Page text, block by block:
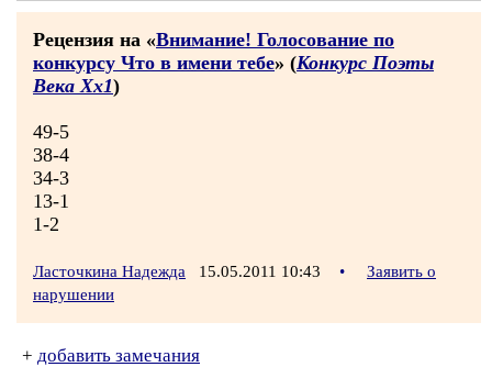
Рецензия на «Внимание! Голосование по
конкурсу Что в имени тебе» (Конкурс Поэты
Века Хх1)
49-5
38-4
34-3
13-1
1-2
Ласточкина Надежда 15.05.2011 10:43 •
Заявить о
нарушении
+ добавить замечания